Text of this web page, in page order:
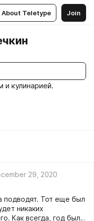
About Teletype Join
и кулинарией.
29, 2020
Тот еще был
никаких
Как всегда, год был